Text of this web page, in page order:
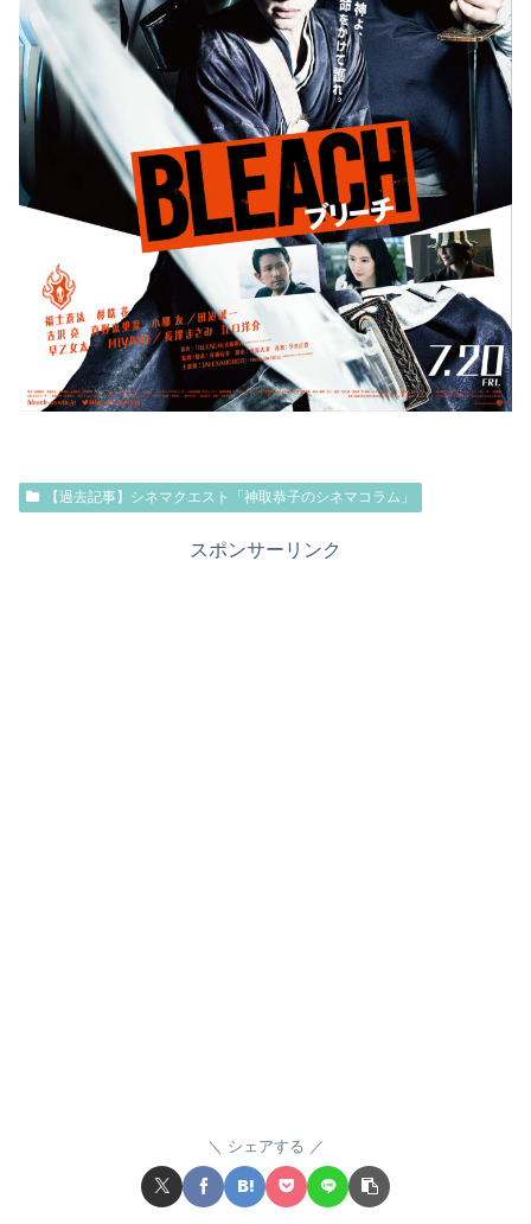
【過去記事】シネマクエスト「神取恭子のシネマコラム」
スポンサーリンク
シェアする